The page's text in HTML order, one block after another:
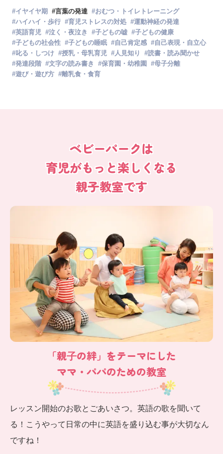
#イヤイヤ期 #言葉の発達 #おむつ・トイレトレーニング
#ハイハイ・歩行 #育児ストレスの対処 #運動神経の発達
#英語育児 #泣く・夜泣き #子どもの嘘 #子どもの健康
#子どもの社会性 #子どもの睡眠 #自己肯定感 #自己表現・自立心
#叱る・しつけ #授乳・母乳育児 #人見知り #読書・読み聞かせ
#発達段階 #文字の読み書き #保育園・幼稚園 #母子分離
#遊び・遊び方 #離乳食・食育
ベビーパークは
育児がもっと楽しくなる
親子教室です
「親⼦の絆」をテーマにした
ママ・パパのための教室
レッスン開始のお歌とごあいさつ。英語の歌を聞いて
る！こうやって日常の中に英語を盛り込む事が大切なん
ですね！